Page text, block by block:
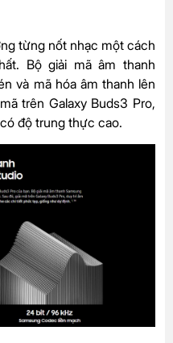
từng nốt nhạc một cách
Bộ giải mã âm thanh
và mã hóa âm thanh lên
trên Galaxy Buds3 Pro,
độ trung thực cao.